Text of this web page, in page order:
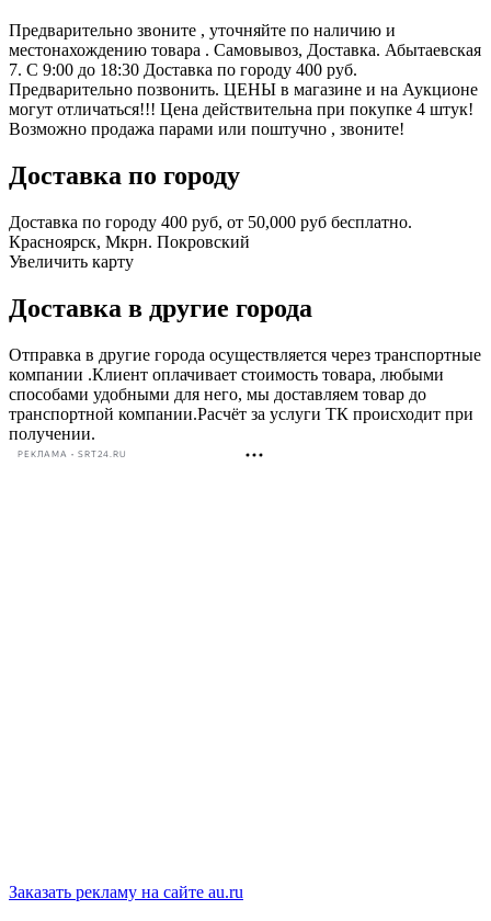
Предварительно звоните , уточняйте по наличию и
местонахождению товара . Самовывоз, Доставка. Абытаевская
7. C 9:00 до 18:30 Доставка по городу 400 руб.
Предварительно позвонить. ЦЕНЫ в магазине и на Аукционе
могут отличаться!!! Цена действительна при покупке 4 штук!
Возможно продажа парами или поштучно , звоните!
Доставка по городу
Доставка по городу 400 руб, от 50,000 руб бесплатно.
Красноярск, Мкрн. Покровский
Увеличить карту
Доставка в другие города
Отправка в другие города осуществляется через транспортные
компании .Клиент оплачивает стоимость товара, любыми
способами удобными для него, мы доставляем товар до
транспортной компании.Расчёт за услуги ТК происходит при
получении.
РЕКЛАМА • SRT24.RU
Заказать рекламу на сайте au.ru